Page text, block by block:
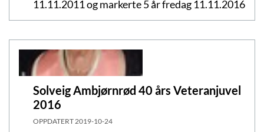
11.11.2011 og markerte 5 år fredag 11.11.2016
Solveig Ambjørnrød 40 års Veteranjuvel
2016
OPPDATERT 2019-10-24